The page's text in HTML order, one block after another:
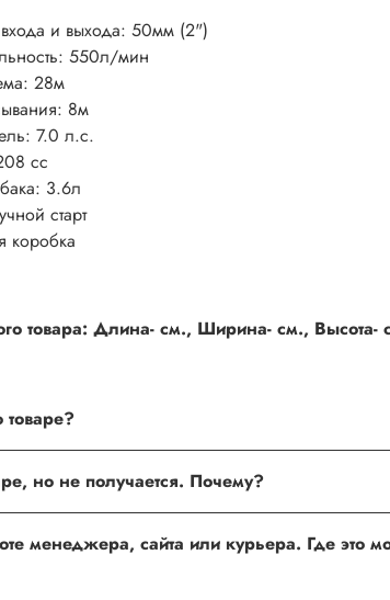
входа и выхода: 50мм (2")
550л/мин
28м
8м
7.0 л.с.
сс
3.6л
старт
коробка
товара: Длина- см., Ширина- см., Высота-